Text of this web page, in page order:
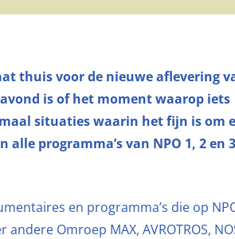
thuis voor de nieuwe aflevering
is of het moment waarop iets
situaties waarin het fijn is om
programma’s van NPO 1, 2 en 3
en programma’s die op
Omroep MAX, AVROTROS,